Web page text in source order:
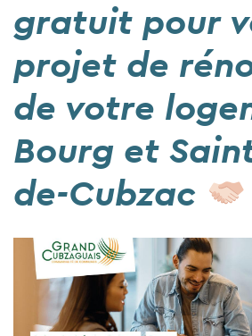
gratuit pour
projet de
de votre
Bourg et
de-Cubzac